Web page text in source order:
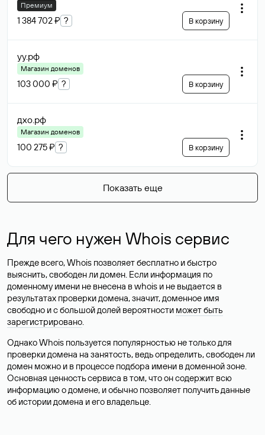
Премиум
1 384 702 ₽ ? В корзину
уу.рф
Магазин доменов
103 000 ₽ ? В корзину
дхо.рф
Магазин доменов
100 275 ₽ ? В корзину
Показать еще
Для чего нужен Whois сервис
Прежде всего, Whois позволяет бесплатно и быстро
выяснить, свободен ли домен. Если информация по
доменному имени не внесена в whois и не выдается в
результатах проверки домена, значит, доменное имя
свободно и с большой долей вероятности может быть
зарегистрировано.
Однако Whois пользуется популярностью не только для
проверки домена на занятость, ведь определить, свободен ли
домен можно и в процессе подбора имени в доменной зоне.
Основная ценность сервиса в том, что он содержит всю
информацию о домене, и обычно позволяет получить данные
об истории домена и его владельце.